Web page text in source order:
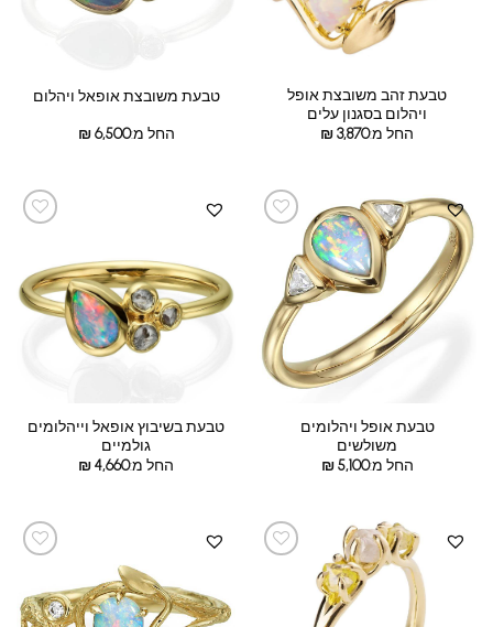
טבעת זהב משובצת אופל
ויהלום בסגנון עלים
החל מ:
₪3,870
טבעת משובצת אופאל ויהלום
החל מ: ₪6,500
טבעת אופל ויהלומים
משולשים
החל מ:
₪5,100
טבעת בשיבוץ אופאל וייהלומים
גולמיים
החל מ:
₪4,660